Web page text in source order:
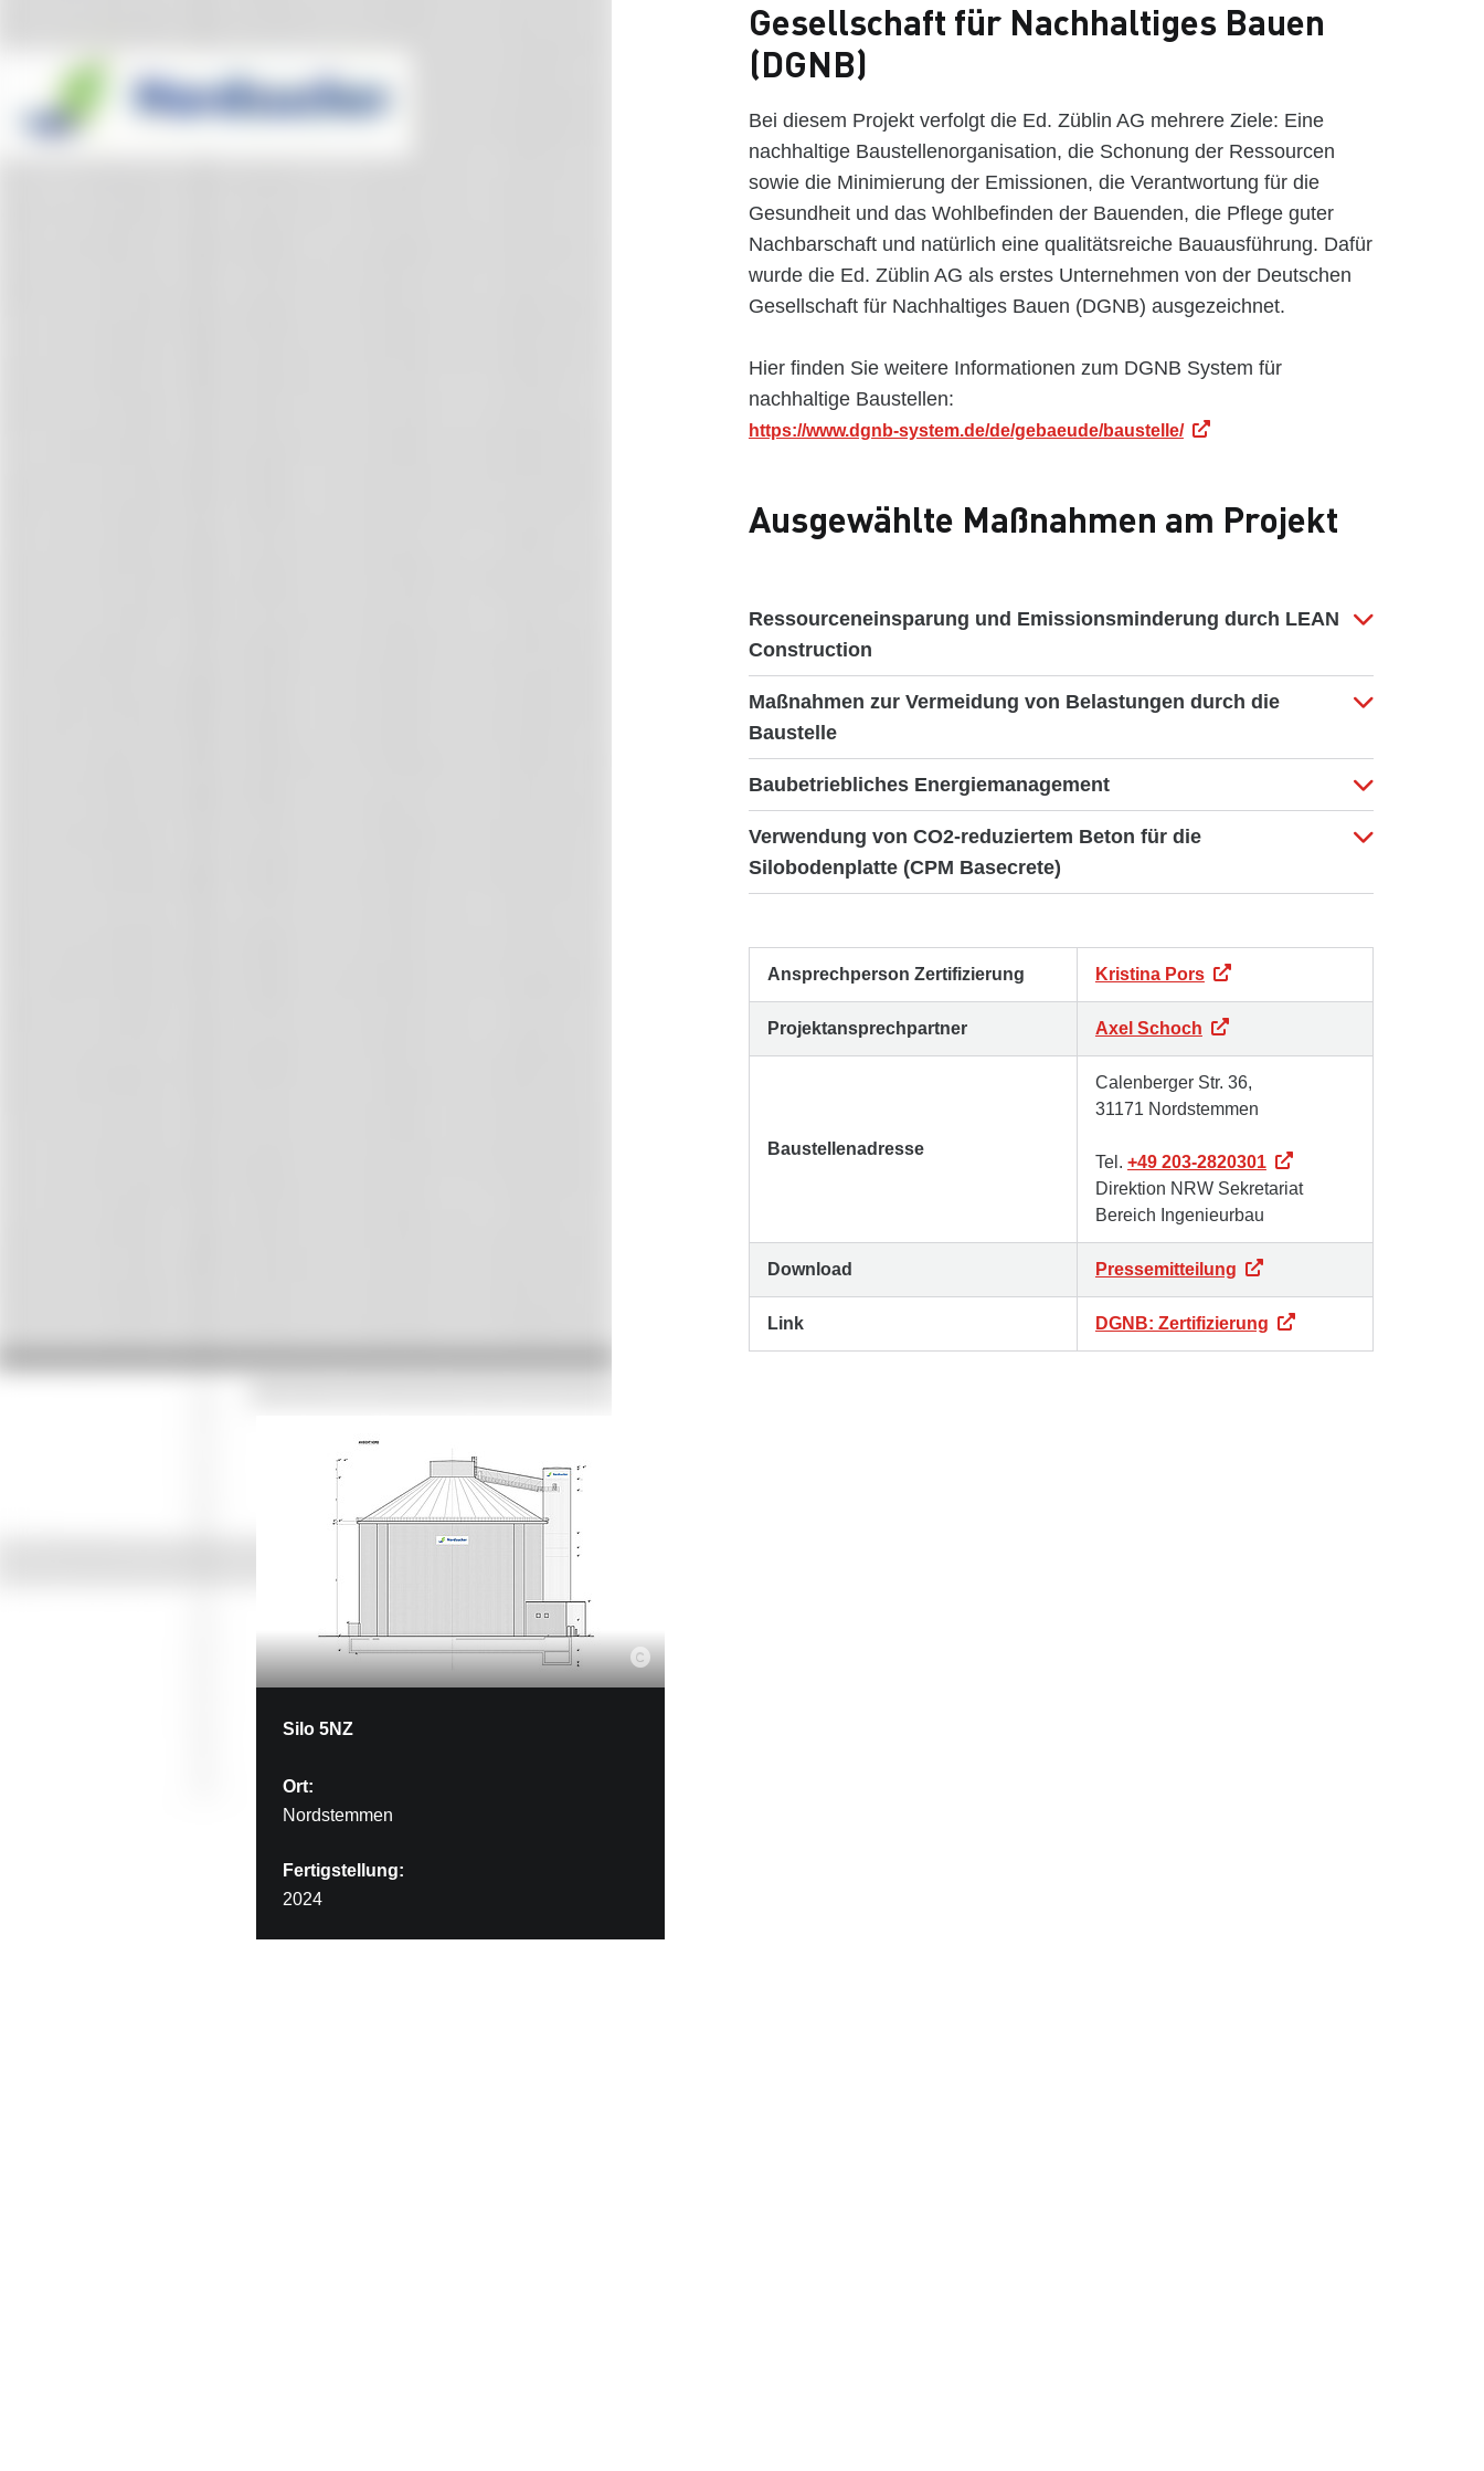
Silo 5NZ
Ort:
Nordstemmen
Fertigstellung:
2024
Gesellschaft für Nachhaltiges Bauen
(DGNB)
Bei diesem Projekt verfolgt die Ed. Züblin AG mehrere Ziele: Eine
nachhaltige Baustellenorganisation, die Schonung der Ressourcen
sowie die Minimierung der Emissionen, die Verantwortung für die
Gesundheit und das Wohlbefinden der Bauenden, die Pflege guter
Nachbarschaft und natürlich eine qualitätsreiche Bauausführung. Dafür
wurde die Ed. Züblin AG als erstes Unternehmen von der Deutschen
Gesellschaft für Nachhaltiges Bauen (DGNB) ausgezeichnet.
Hier finden Sie weitere Informationen zum DGNB System für
nachhaltige Baustellen:
https://www.dgnb-system.de/de/gebaeude/baustelle/
Ausgewählte Maßnahmen am Projekt
Ressourceneinsparung und Emissionsminderung durch LEAN
Construction
Maßnahmen zur Vermeidung von Belastungen durch die
Baustelle
Baubetriebliches Energiemanagement
Verwendung von CO2-reduziertem Beton für die
Silobodenplatte (CPM Basecrete)
Ansprechperson Zertifizierung Kristina Pors
Projektansprechpartner Axel Schoch
Baustellenadresse
Calenberger Str. 36,
31171 Nordstemmen
Tel. +49 203-2820301
Direktion NRW Sekretariat
Bereich Ingenieurbau
Download Pressemitteilung
Link DGNB: Zertifizierung